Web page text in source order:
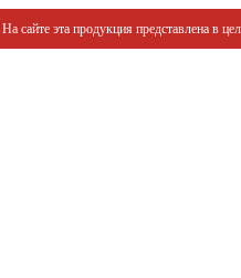
эта продукция представлена в